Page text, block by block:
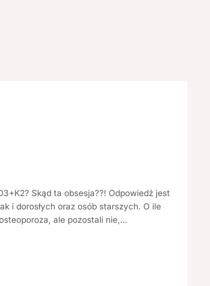
Skąd ta obsesja??! Odpowiedź jest
i dorosłych oraz osób starszych. O ile
ale pozostali nie,…